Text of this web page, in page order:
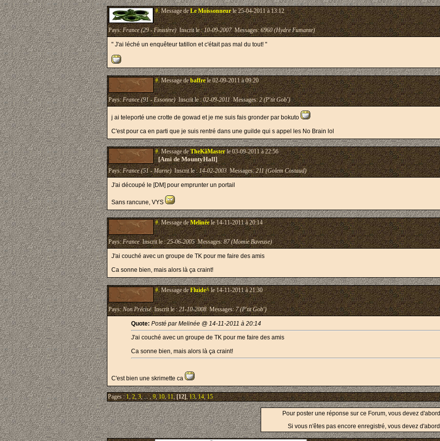
#.Message deLe Moissonneurle 25-04-2011 à 13:12
Pays:France (29 - Finistère)Inscrit le :10-09-2007Messages:6960 (Hydre Fumante)
" J'ai léché un enquêteur tatillon et c'était pas mal du tout! "
#.Message debaffrele 02-09-2011 à 09:20
Pays:France (91 - Essonne)Inscrit le :02-09-2011Messages:2 (P'tit Gob')
j ai teleporté une crotte de gowad et je me suis fais gronder par bokuto
C'est pour ca en parti que je suis rentré dans une guilde qui s appel les No Brain lol
#.Message deTheKâMasterle 03-09-2011 à 22:56
[Ami de MountyHall]
Pays:France (51 - Marne)Inscrit le :14-02-2003Messages:211 (Golem Costaud)
J'ai découpé le [DM] pour emprunter un portail
Sans rancune, VYS
#.Message deMelinéele 14-11-2011 à 20:14
Pays:FranceInscrit le :25-06-2005Messages:87 (Momie Baveuse)
J'ai couché avec un groupe de TK pour me faire des amis
Ca sonne bien, mais alors là ça craint!
#.Message deFluide^le 14-11-2011 à 21:30
Pays:Non PréciséInscrit le :21-10-2008Messages:7 (P'tit Gob')
Quote: Posté par Melinée @ 14-11-2011 à 20:14
J'ai couché avec un groupe de TK pour me faire des amis
Ca sonne bien, mais alors là ça craint!
C'est bien une skrimette ca
Pages :1,2,3, ... ,9,10,11,[12],13,14,15
Pour poster une réponse sur ce Forum, vous devez d'abord
Si vous n'êtes pas encore enregistré, vous devez d'abord